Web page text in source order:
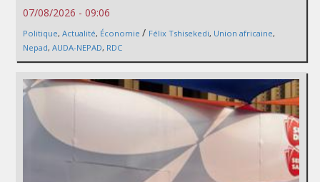
07/08/2026 - 09:06
Politique, Actualité, Économie / Félix Tshisekedi, Union africaine,
Nepad, AUDA-NEPAD, RDC